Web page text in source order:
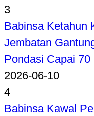
3
Babinsa Ketahun
Jembatan
Pondasi Capai 70
2026-06-10
4
Babinsa Kawal